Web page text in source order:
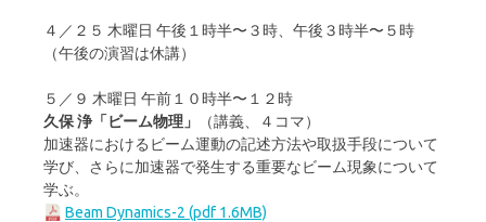
４／２５ 木曜日 午後１時半〜３時、午後３時半〜５時
（午後の演習は休講）
５／９ 木曜日 午前１０時半〜１２時
久保 浄「ビーム物理」
（講義、４コマ）
加速器におけるビーム運動の記述方法や取扱手段について
学び、さらに加速器で発生する重要なビーム現象について
学ぶ。
Beam Dynamics-2 (pdf 1.6MB)